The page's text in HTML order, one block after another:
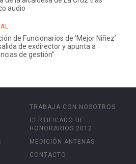
audio
de Funcionarios de ‘Mejor Niñez’
de exdirector y apunta a
de gestión”
TRABAJA CON NOSOTROS
CERTIFICADO DE
HONORARIOS 2012
MEDICIÓN ANTENAS
CONTACTO